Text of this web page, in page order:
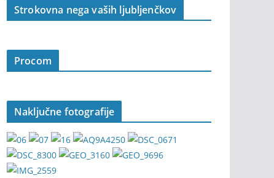
Strokovna nega vaših ljubljenčkov
Procom
Naključne fotografije